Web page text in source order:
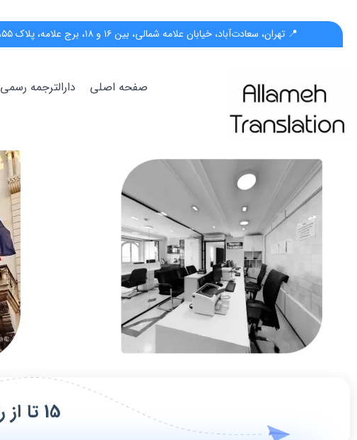
📍 تهران، سعادت‌آباد، خیابان علامه شمالی، بین ۱۶ و ۱۸، برج علامه، پلاک ۵۵، واحد ب
صفحه اصلی دارالترجمه رسمی
15 تا از راحت ترین کشورها برای مهاجرت تحصیلی